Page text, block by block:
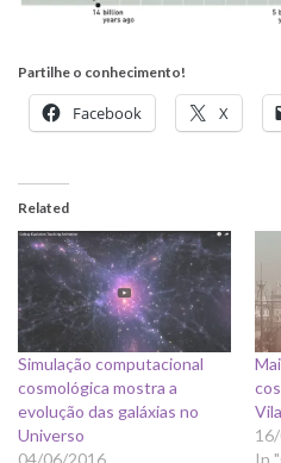
Partilhe o conhecimento!
Facebook X
Related
Simulação computacional
cosmológica mostra a
evolução das galáxias no
Universo